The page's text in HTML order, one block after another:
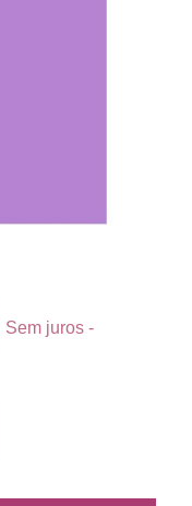
Sem juros -